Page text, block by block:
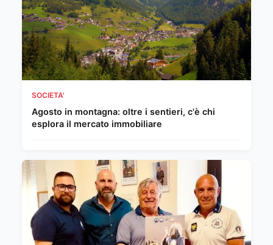
SOCIETA'
Agosto in montagna: oltre i sentieri, c'è chi
esplora il mercato immobiliare